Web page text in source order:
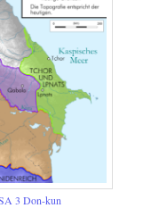
3 Don-kun